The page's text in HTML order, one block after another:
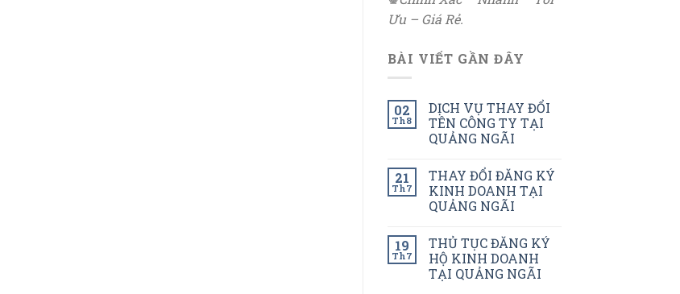
Ưu – Giá Rẻ.
BÀI VIẾT GẦN ĐÂY
02
Th8
DỊCH VỤ THAY ĐỔI
TÊN CÔNG TY TẠI
QUẢNG NGÃI
21
Th7
THAY ĐỔI ĐĂNG KÝ
KINH DOANH TẠI
QUẢNG NGÃI
19
Th7
THỦ TỤC ĐĂNG KÝ
HỘ KINH DOANH
TẠI QUẢNG NGÃI